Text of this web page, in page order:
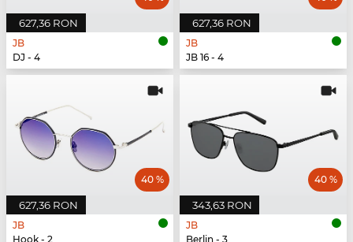
627,36 RON
JB
DJ - 4
627,36 RON
JB
JB 16 - 4
627,36 RON
40 %
JB
Hook - 2
343,63 RON
40 %
JB
Berlin - 3